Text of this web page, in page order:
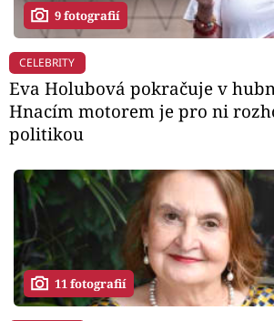
9 fotografií
CELEBRITY
Eva Holubová pokračuje v
Hnacím motorem je pro ni
politikou
11 fotografií